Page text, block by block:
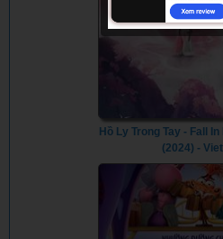
Hồ Ly Trong Tay - Fall
(2024) -